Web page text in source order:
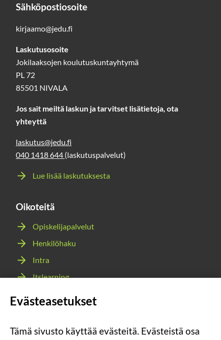
Sähköpostiosoite
kirjaamo@jedu.fi
Laskutusosoite
Jokilaaksojen koulutuskuntayhtymä
PL 72
85501 NIVALA
Jos sait meiltä laskun ja tarvitset lisätietoja, ota
yhteyttä
laskutus@jedu.fi
040 1418 644 (laskutuspalvelut)
Lue lisää laskutuksesta
Oikoteitä
Opiskelijapalvelut
Henkilöhaku
Intra
Itslearning
Evästeasetukset
Tämä sivusto käyttää evästeitä. Evästeistä osa